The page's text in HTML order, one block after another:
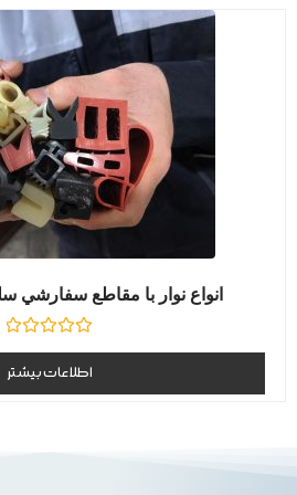
انواع نوار با مقاطع سفارشي
0
از
5
اطلاعات بیشتر